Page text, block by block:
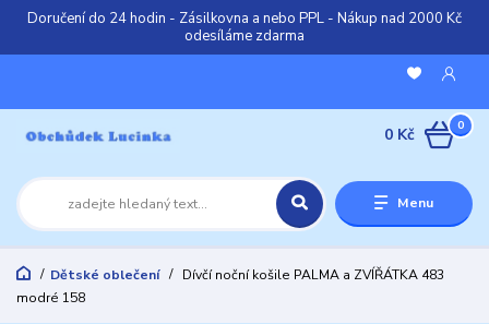
Doručení do 24 hodin - Zásilkovna a nebo PPL - Nákup nad 2000 Kč
odesíláme zdarma
Menu
0
0 Kč
Dětské oblečení
Dívčí noční košile PALMA a ZVÍŘÁTKA 483
modré 158